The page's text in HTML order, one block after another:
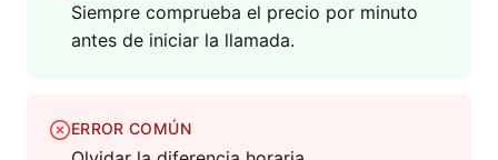
Siempre comprueba el precio por minuto
antes de iniciar la llamada.
ERROR COMÚN